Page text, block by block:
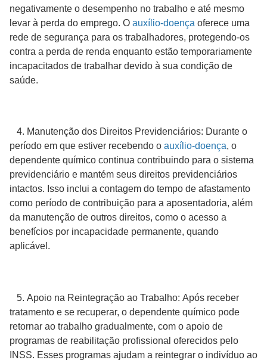
negativamente o desempenho no trabalho e até mesmo
levar à perda do emprego. O auxílio-doença oferece uma
rede de segurança para os trabalhadores, protegendo-os
contra a perda de renda enquanto estão temporariamente
incapacitados de trabalhar devido à sua condição de
saúde.
4. Manutenção dos Direitos Previdenciários: Durante o
período em que estiver recebendo o auxílio-doença, o
dependente químico continua contribuindo para o sistema
previdenciário e mantém seus direitos previdenciários
intactos. Isso inclui a contagem do tempo de afastamento
como período de contribuição para a aposentadoria, além
da manutenção de outros direitos, como o acesso a
benefícios por incapacidade permanente, quando
aplicável.
5. Apoio na Reintegração ao Trabalho: Após receber
tratamento e se recuperar, o dependente químico pode
retornar ao trabalho gradualmente, com o apoio de
programas de reabilitação profissional oferecidos pelo
INSS. Esses programas ajudam a reintegrar o indivíduo ao